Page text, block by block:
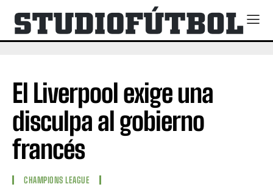
El Liverpool exige una
disculpa al gobierno
francés
CHAMPIONS LEAGUE